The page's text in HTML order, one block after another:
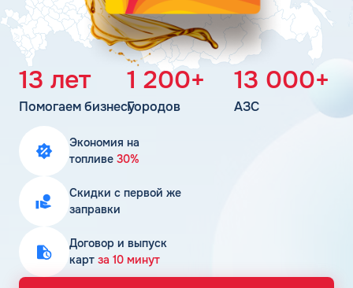
13 лет
Помогаем бизнесу
1 200+
Городов
13 000+
АЗС
Экономия на
топливе 30%
Скидки с первой же
заправки
Договор и выпуск
карт за 10 минут